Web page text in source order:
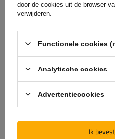
De officiële
de fabrikant
GARANTIE OP KWALITEIT
Als u bijUNITRAILER
rechtstreeks bij de
de transactie volledig
door de cookies uit de browser
verwijderen.
Functionele cookies
Analytische cookies
Advertentiecookies
Ik